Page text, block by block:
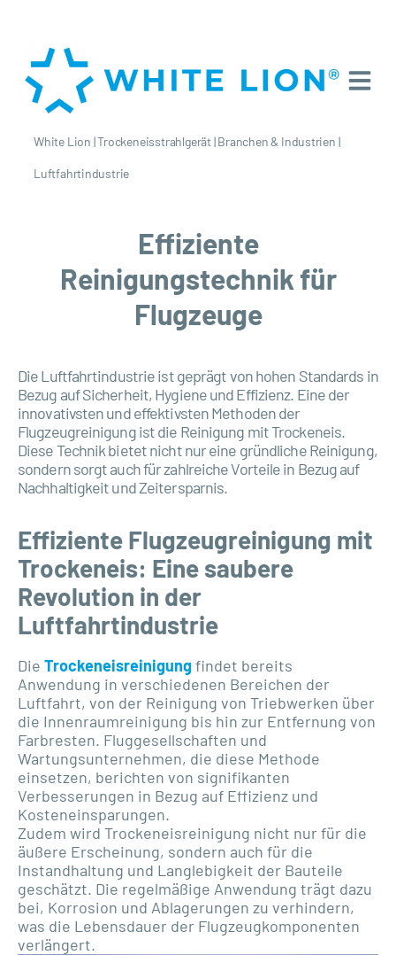
White Lion |Trockeneisstrahlgerät|Branchen & Industrien |
Luftfahrtindustrie
Effiziente
Reinigungstechnik für
Flugzeuge
Die Luftfahrtindustrie ist geprägt von hohen Standards in
Bezug auf Sicherheit, Hygiene und Effizienz. Eine der
innovativsten und effektivsten Methoden der
Flugzeugreinigung ist die Reinigung mit Trockeneis.
Diese Technik bietet nicht nur eine gründliche Reinigung,
sondern sorgt auch für zahlreiche Vorteile in Bezug auf
Nachhaltigkeit und Zeitersparnis.
Effiziente Flugzeugreinigung mit
Trockeneis: Eine saubere
Revolution in der
Luftfahrtindustrie
Die Trockeneisreinigungfindet bereits
Anwendung in verschiedenen Bereichen der
Luftfahrt, von der Reinigung von Triebwerken über
die Innenraumreinigung bis hin zur Entfernung von
Farbresten. Fluggesellschaften und
Wartungsunternehmen, die diese Methode
einsetzen, berichten von signifikanten
Verbesserungen in Bezug auf Effizienz und
Kosteneinsparungen.
Zudem wird Trockeneisreinigung nicht nur für die
äußere Erscheinung, sondern auch für die
Instandhaltung und Langlebigkeit der Bauteile
geschätzt. Die regelmäßige Anwendung trägt dazu
bei, Korrosion und Ablagerungen zu verhindern,
was die Lebensdauer der Flugzeugkomponenten
verlängert.